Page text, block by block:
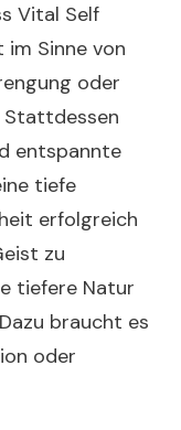
Vital Self
Sinne von
oder
entspannte
tiefe
erfolgreich
zu
tiefere Natur
braucht es
oder